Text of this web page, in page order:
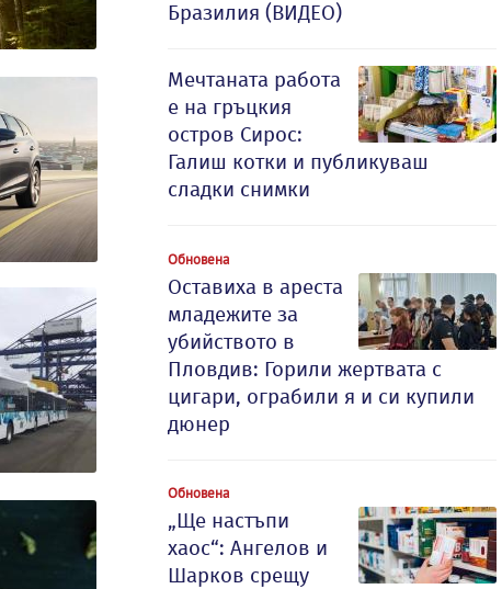
Бразилия (ВИДЕО)
Мечтаната работа
е на гръцкия
остров Сирос:
Галиш котки и публикуваш
сладки снимки
Обновена
Оставиха в ареста
младежите за
убийството в
Пловдив: Горили жертвата с
цигари, ограбили я и си купили
дюнер
Обновена
„Ще настъпи
хаос“: Ангелов и
Шарков срещу